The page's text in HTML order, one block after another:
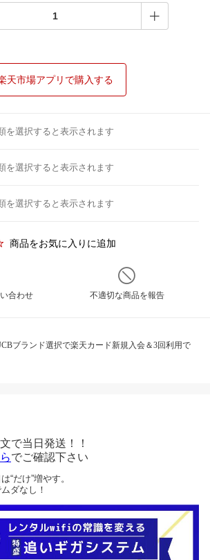
天市場アプリで購入する
を選択すると表示されます
を選択すると表示されます
を選択すると表示されます
商品をお気に入りに追加
合わせ 不適切な商品を報告
ブランド選択で楽天カード新規入会＆3回利用で
で当日発送！！
でご確認下さい
“だけ”増やす。
ダなし！